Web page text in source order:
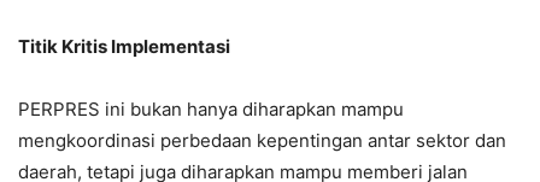
Titik Kritis Implementasi
PERPRES ini bukan hanya diharapkan mampu
mengkoordinasi perbedaan kepentingan antar sektor dan
daerah, tetapi juga diharapkan mampu memberi jalan